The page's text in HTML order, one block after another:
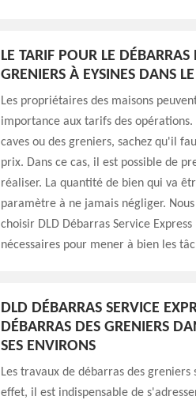
LE TARIF POUR LE DÉBARRAS
GRENIERS À EYSINES DANS
Les propriétaires des maisons
importance aux tarifs des
caves ou des greniers, sachez qu'il
prix. Dans ce cas, il est possible de
réaliser. La quantité de bien qui va
paramètre à ne jamais négliger.
choisir DLD Débarras Service
nécessaires pour mener à bien les
DLD DÉBARRAS SERVICE
DÉBARRAS DES GRENIERS
SES ENVIRONS
Les travaux de débarras des
effet, il est indispensable de